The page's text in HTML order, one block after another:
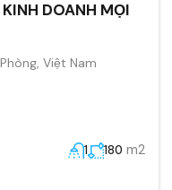
DOANH MỌI
Việt Nam
1 180 m2